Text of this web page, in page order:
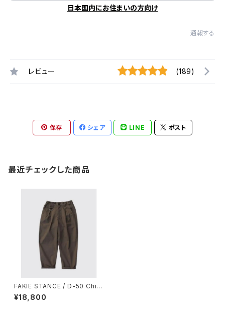
日本国内にお住まいの方向け
通報する
レビュー (189)
保存 シェア LINE ポスト
最近チェックした商品
FAKIE STANCE / D-50 Chin
o OLV
¥18,800